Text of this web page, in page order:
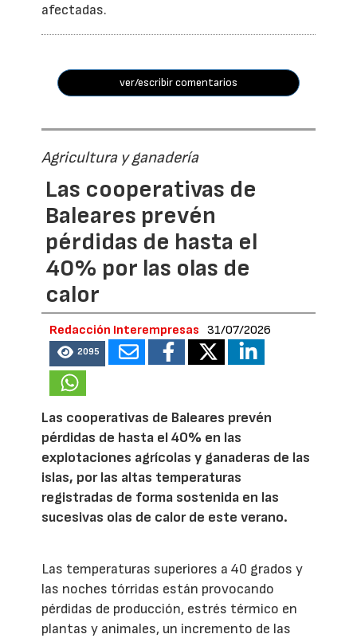
afectadas.
ver/escribir comentarios
Agricultura y ganadería
Las cooperativas de
Baleares prevén
pérdidas de hasta el
40% por las olas de
calor
Redacción Interempresas 31/07/2026
2095
Las cooperativas de Baleares prevén
pérdidas de hasta el 40% en las
explotaciones agrícolas y ganaderas de las
islas, por las altas temperaturas
registradas de forma sostenida en las
sucesivas olas de calor de este verano.
Las temperaturas superiores a 40 grados y
las noches tórridas están provocando
pérdidas de producción, estrés térmico en
plantas y animales, un incremento de las